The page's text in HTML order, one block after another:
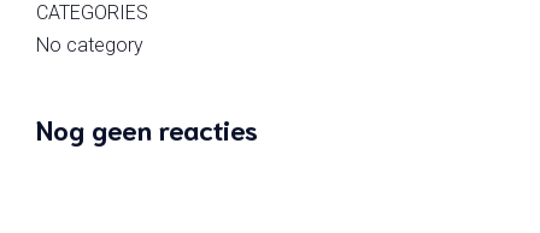
CATEGORIES
No category
Nog geen reacties